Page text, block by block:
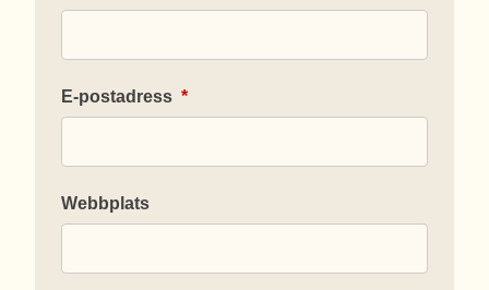
E-postadress *
Webbplats